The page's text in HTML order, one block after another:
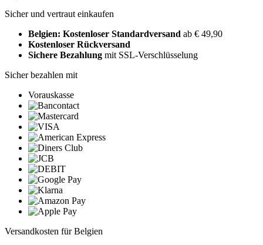
Sicher und vertraut einkaufen
Belgien: Kostenloser Standardversand ab € 49,90
Kostenloser Rückversand
Sichere Bezahlung mit SSL-Verschlüsselung
Sicher bezahlen mit
Vorauskasse
Versandkosten für Belgien